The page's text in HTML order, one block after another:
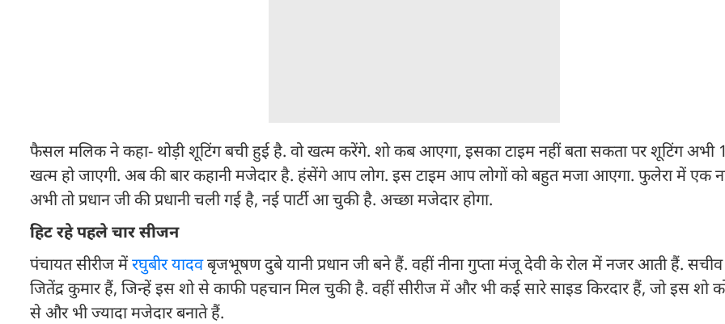
फैसल मलिक ने कहा- थोड़ी शूटिंग बची हुई है. वो खत्म करेंगे. शो कब आएगा, इसका टाइम नहीं बता सकता पर शूटिंग अभी
खत्म हो जाएगी. अब की बार कहानी मजेदार है. हंसेंगे आप लोग. इस टाइम आप लोगों को बहुत मजा आएगा. फुलेरा में एक
अभी तो प्रधान जी की प्रधानी चली गई है, नई पार्टी आ चुकी है. अच्छा मजेदार होगा.
हिट रहे पहले चार सीजन
पंचायत सीरीज मेंरघुबीर यादवबृजभूषण दुबे यानी प्रधान जी बने हैं. वहीं नीना गुप्ता मंजू देवी के रोल में नजर आती हैं.
जितेंद्र कुमार हैं, जिन्हें इस शो से काफी पहचान मिल चुकी है. वहीं सीरीज में और भी कई सारे साइड किरदार हैं, जो इस शो
से और भी ज्यादा मजेदार बनाते हैं.